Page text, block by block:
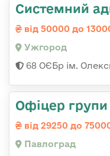
Системний
від 50000 до
Ужгород
68 ОЄБр ім.
Офіцер
від 29250 до
Павлоград